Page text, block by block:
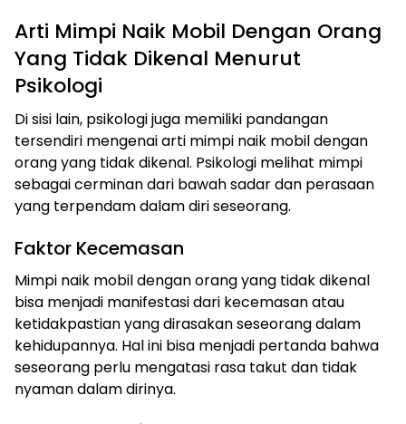
Arti Mimpi Naik Mobil Dengan Orang
Yang Tidak Dikenal Menurut
Psikologi
Di sisi lain, psikologi juga memiliki pandangan
tersendiri mengenai arti mimpi naik mobil dengan
orang yang tidak dikenal. Psikologi melihat mimpi
sebagai cerminan dari bawah sadar dan perasaan
yang terpendam dalam diri seseorang.
Faktor Kecemasan
Mimpi naik mobil dengan orang yang tidak dikenal
bisa menjadi manifestasi dari kecemasan atau
ketidakpastian yang dirasakan seseorang dalam
kehidupannya. Hal ini bisa menjadi pertanda bahwa
seseorang perlu mengatasi rasa takut dan tidak
nyaman dalam dirinya.